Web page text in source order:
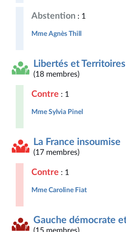
Abstention : 1
Mme Agnès Thill
Libertés et Territoires
(18 membres)
Contre : 1
Mme Sylvia Pinel
La France insoumise
(17 membres)
Contre : 1
Mme Caroline Fiat
Gauche démocrate